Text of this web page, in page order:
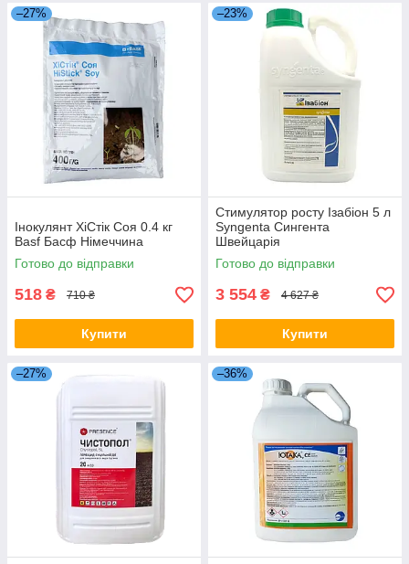
–27%
Інокулянт ХіСтік Соя 0.4 кг
Basf Басф Німеччина
Готово до відправки
518 ₴ 710 ₴
Купити
–23%
Стимулятор росту Ізабіон 5 л
Syngenta Сингента
Швейцарія
Готово до відправки
3 554 ₴ 4 627 ₴
Купити
–27% –36%